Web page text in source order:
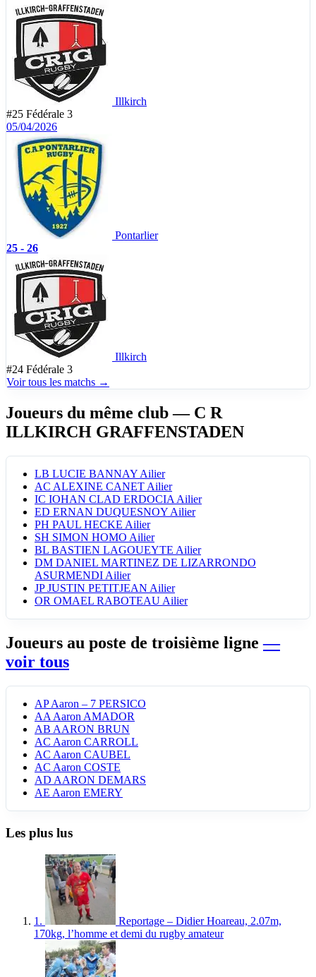
Illkirch
#25 Fédérale 3
05/04/2026
Pontarlier
25 - 26
Illkirch
#24 Fédérale 3
Voir tous les matchs →
Joueurs du même club— C R
ILLKIRCH GRAFFENSTADEN
LB LUCIE BANNAY Ailier
AC ALEXINE CANET Ailier
IC IOHAN CLAD ERDOCIA Ailier
ED ERNAN DUQUESNOY Ailier
PH PAUL HECKE Ailier
SH SIMON HOMO Ailier
BL BASTIEN LAGOUEYTE Ailier
DM DANIEL MARTINEZ DE LIZARRONDO
ASURMENDI Ailier
JP JUSTIN PETITJEAN Ailier
OR OMAEL RABOTEAU Ailier
Joueurs au poste de troisième ligne—
voir tous
AP Aaron – 7 PERSICO
AA Aaron AMADOR
AB AARON BRUN
AC Aaron CARROLL
AC Aaron CAUBEL
AC Aaron COSTE
AD AARON DEMARS
AE Aaron EMERY
Les plus lus
1.
Reportage – Didier Hoareau, 2.07m,
170kg, l’homme et demi du rugby amateur